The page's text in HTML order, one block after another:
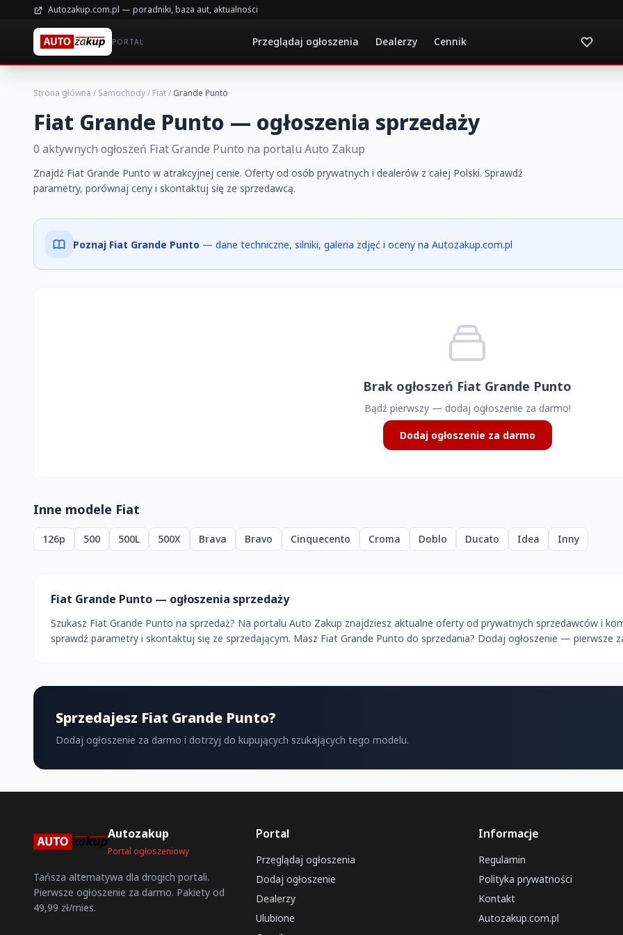
Autozakup.com.pl — poradniki, baza aut, aktualności
PORTAL Przeglądaj ogłoszenia Dealerzy Cennik
Strona główna / Samochody/ Fiat/ Grande Punto
Fiat Grande Punto — ogłoszenia sprzedaży
0 aktywnych ogłoszeń Fiat Grande Punto na portalu Auto Zakup
Znajdź Fiat Grande Punto w atrakcyjnej cenie. Oferty od osób prywatnych i dealerów z całej Polski. Sprawdź
parametry, porównaj ceny i skontaktuj się ze sprzedawcą.
Poznaj Fiat Grande Punto — dane techniczne, silniki, galeria zdjęć i oceny na Autozakup.com.pl
Brak ogłoszeń Fiat Grande Punto
Bądź pierwszy — dodaj ogłoszenie za darmo!
Dodaj ogłoszenie za darmo
Inne modele Fiat
126p 500 500L 500X Brava Bravo Cinquecento Croma Doblo Ducato Idea Inny
Fiat Grande Punto — ogłoszenia sprzedaży
Szukasz Fiat Grande Punto na sprzedaż? Na portalu Auto Zakup znajdziesz aktualne oferty od prywatnych sprzedawców i
sprawdź parametry i skontaktuj się ze sprzedającym. Masz Fiat Grande Punto do sprzedania? Dodaj ogłoszenie — pierwsze
Sprzedajesz Fiat Grande Punto?
Dodaj ogłoszenie za darmo i dotrzyj do kupujących szukających tego modelu.
Autozakup
Portal ogłoszeniowy
Tańsza alternatywa dla drogich portali.
Pierwsze ogłoszenie za darmo. Pakiety od
49,99 zł/mies.
Portal
Przeglądaj ogłoszenia
Dodaj ogłoszenie
Dealerzy
Ulubione
Informacje
Regulamin
Polityka prywatności
Kontakt
Autozakup.com.pl